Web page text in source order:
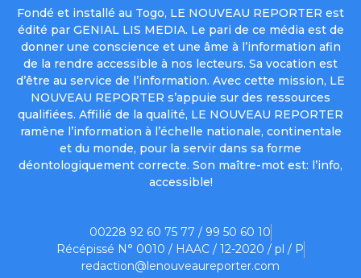
Fondé et installé au Togo, LE NOUVEAU REPORTER est
édité par GENIAL LIS MEDIA. Le pari de ce média est de
donner une conscience et une âme à l’information afin
de la rendre accessible à nos lecteurs. Sa vocation est
d’être au service de l’information. Avec cette mission, LE
NOUVEAU REPORTER s’appuie sur des ressources
qualifiées. Affilié de la qualité, LE NOUVEAU REPORTER
ramène l’information à l’échelle nationale, continentale
et du monde, pour la servir dans sa forme
déontologiquement correcte. Son maître-mot est: l’info,
accessible!
00228 92 60 75 77 / 99 50 60 10
Récépissé N° 0010 / HAAC / 12-2020 / pl / P
redaction@lenouveaureporter.com